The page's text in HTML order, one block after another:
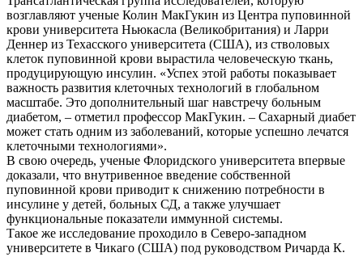
возглавляют ученые Колин МакГукин из Центра пуповинной
крови университета Ньюкасла (Великобритания) и Ларри
Деннер из Техасского университета (США), из стволовых
клеток пуповинной крови вырастила человеческую ткань,
продуцирующую инсулин. «Успех этой работы показывает
важность развития клеточных технологий в глобальном
масштабе. Это дополнительный шаг навстречу больным
диабетом, – отметил профессор МакГукин. – Сахарный диабет
может стать одним из заболеваний, которые успешно лечатся
клеточными технологиями».
В свою очередь, ученые Флоридского университета впервые
доказали, что внутривенное введение собственной
пуповинной крови приводит к снижению потребности в
инсулине у детей, больных СД, а также улучшает
функциональные показатели иммунной системы.
Такое же исследование проходило в Северо-западном
университете в Чикаго (США) под руководством Ричарда К.